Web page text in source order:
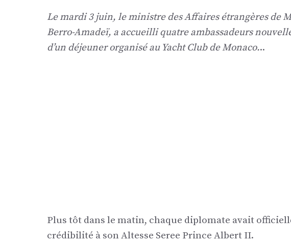
Le mardi 3 juin, le ministre des Affaires étrangères de
Berro-Amadeï, a accueilli quatre ambassadeurs
d’un déjeuner organisé au Yacht Club de Monaco...
Plus tôt dans le matin, chaque diplomate avait
crédibilité à son Altesse Seree Prince Albert II.